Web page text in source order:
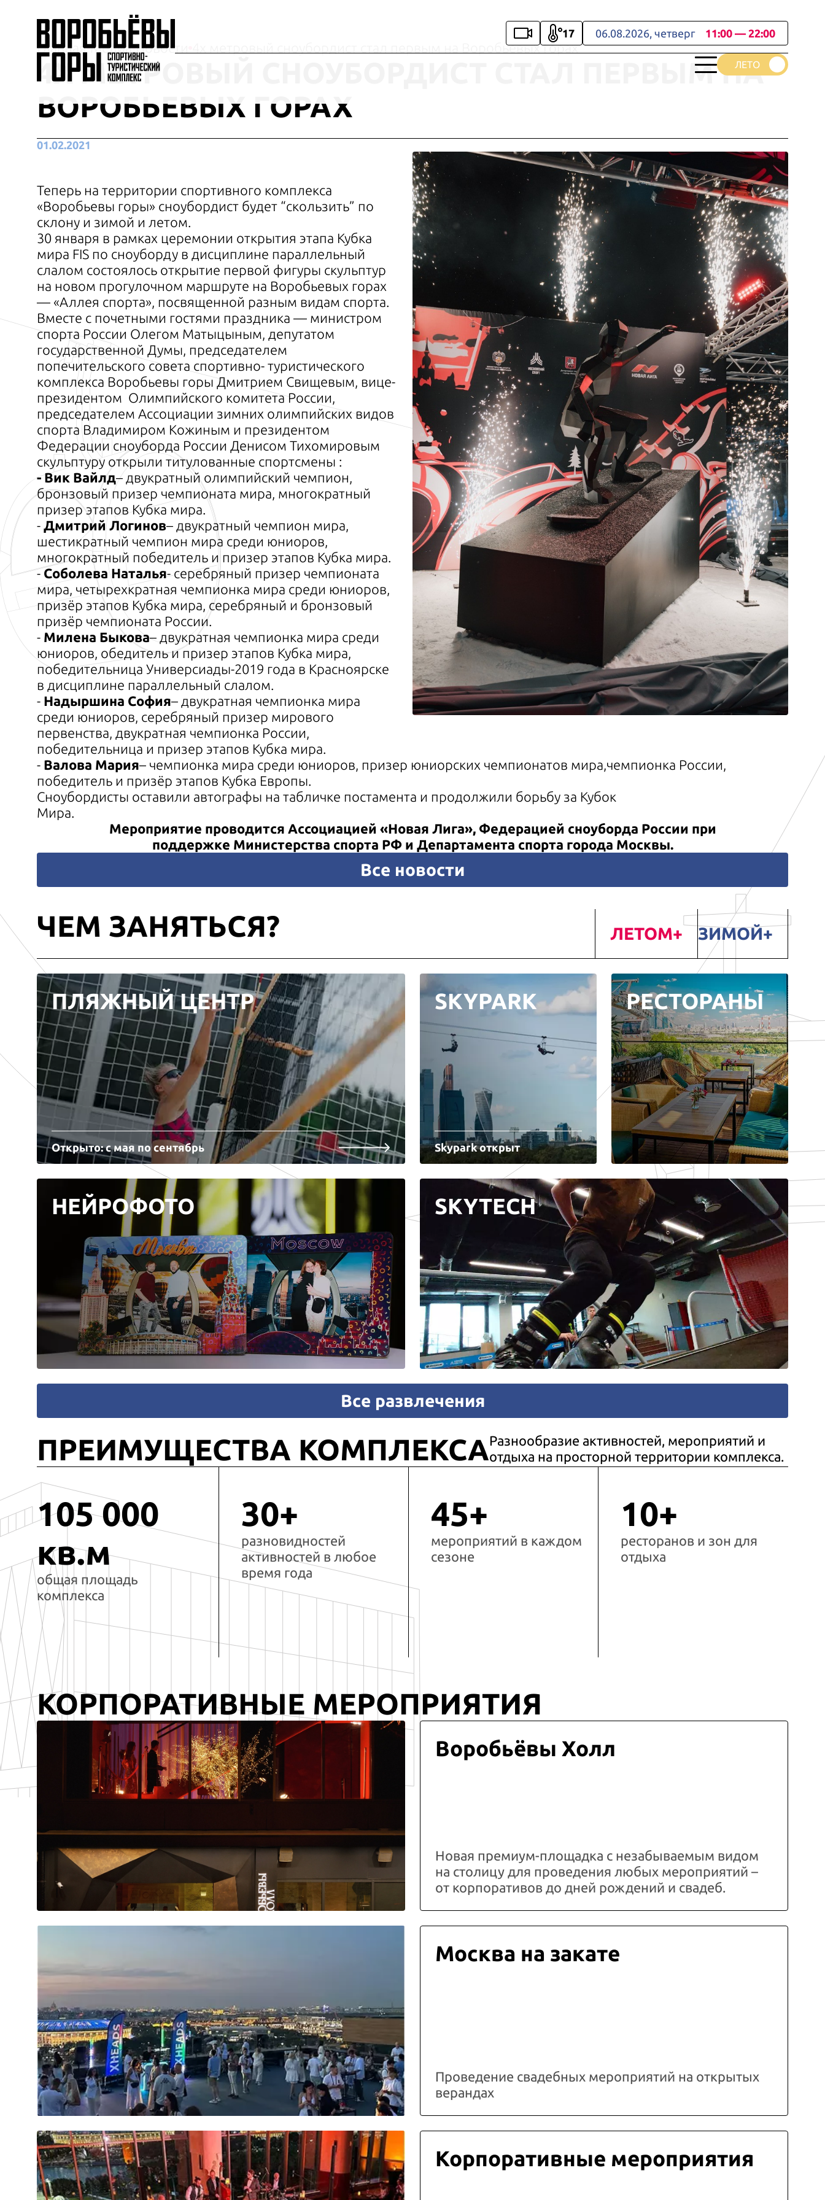
17 06.08.2026, четверг 11:00 — 22:00
Главная Медиа Новости 4х метровый сноубордист стал первым на Воробьевых Горах
4Х МЕТРОВЫЙ СНОУБОРДИСТ СТАЛ ПЕРВЫМ НА
ВОРОБЬЕВЫХ ГОРАХ
01.02.2021
Теперь на территории спортивного комплекса
«Воробьевы горы» сноубордист будет “скользить” по
склону и зимой и летом.
30 января в рамках церемонии открытия этапа Кубка
мира FIS по сноуборду в дисциплине параллельный
слалом состоялось открытие первой фигуры скульптур
на новом прогулочном маршруте на Воробьевых горах
— «Аллея спорта», посвященной разным видам спорта.
Вместе с почетными гостями праздника — министром
спорта России Олегом Матыцыным, депутатом
государственной Думы, председателем
попечительского совета спортивно- туристического
комплекса Воробьевы горы Дмитрием Свищевым, вице-
президентом Олимпийского комитета России,
председателем Ассоциации зимних олимпийских видов
спорта Владимиром Кожиным и президентом
Федерации сноуборда России Денисом Тихомировым
скульптуру открыли титулованные спортсмены :
- Вик Вайлд– двукратный олимпийский чемпион,
бронзовый призер чемпионата мира, многократный
призер этапов Кубка мира.
- Дмитрий Логинов– двукратный чемпион мира,
шестикратный чемпион мира среди юниоров,
многократный победитель и призер этапов Кубка мира.
-Соболева Наталья- серебряный призер чемпионата
мира, четырехкратная чемпионка мира среди юниоров,
призёр этапов Кубка мира, серебряный и бронзовый
призёр чемпионата России.
- Милена Быкова– двукратная чемпионка мира среди
юниоров, обедитель и призер этапов Кубка мира,
победительница Универсиады-2019 года в Красноярске
в дисциплине параллельный слалом.
- Надыршина София– двукратная чемпионка мира
среди юниоров, серебряный призер мирового
первенства, двукратная чемпионка России,
победительница и призер этапов Кубка мира.
- Валова Мария– чемпионка мира среди юниоров, призер юниорских чемпионатов мира,чемпионка России,
победитель и призёр этапов Кубка Европы.
Сноубордисты оставили автографы на табличке постамента и продолжили борьбу за Кубок
Мира.
Мероприятие проводится Ассоциацией «Новая Лига», Федерацией сноуборда России при
поддержке Министерства спорта РФ и Департамента спорта города Москвы.
Все новости
ЧЕМ ЗАНЯТЬСЯ? ЛЕТОМ ЗИМОЙ
ПЛЯЖНЫЙ ЦЕНТР
Открыто: с мая по сентябрь
SKYPARK
Skypark открыт
РЕСТОРАНЫ
НЕЙРОФОТО SKYTECH
Все развлечения
ПРЕИМУЩЕСТВА КОМПЛЕКСАРазнообразие активностей, мероприятий и
отдыха на просторной территории комплекса.
105 000
кв.м
общая площадь
комплекса
30+
разновидностей
активностей в любое
время года
45+
мероприятий в каждом
сезоне
10+
ресторанов и зон для
отдыха
КОРПОРАТИВНЫЕ МЕРОПРИЯТИЯ
Воробьёвы Холл
Новая премиум-площадка с незабываемым видом
на столицу для проведения любых мероприятий –
от корпоративов до дней рождений и свадеб.
Москва на закате
Проведение свадебных мероприятий на открытых
верандах
Корпоративные мероприятия